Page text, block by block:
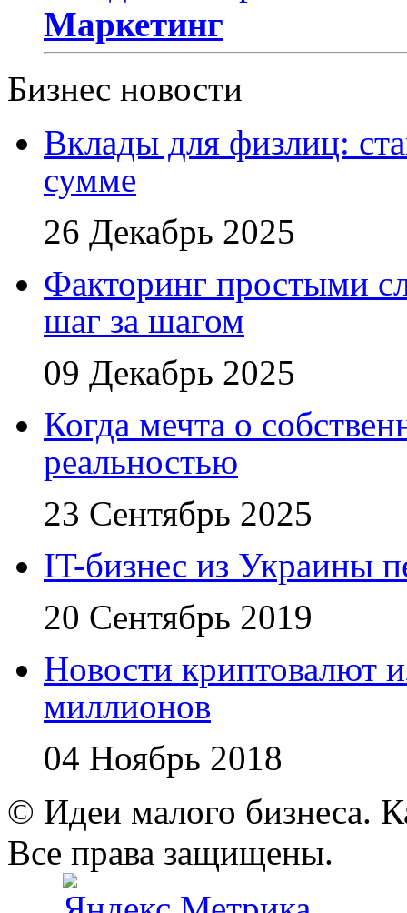
Маркетинг
Бизнес новости
Вклады для физлиц:
сумме
26 Декабрь 2025
Факторинг простыми
шаг за шагом
09 Декабрь 2025
Когда мечта о
реальностью
23 Сентябрь 2025
IT-бизнес из Украины
20 Сентябрь 2019
Новости криптовалют
миллионов
04 Ноябрь 2018
© Идеи малого бизнеса.
Все права защищены.